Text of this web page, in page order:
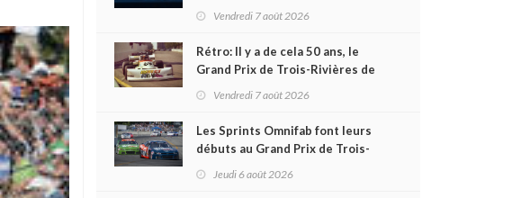
Canada héros des premières
Vendredi 7 août 2026
Rétro: Il y a de cela 50 ans, le
Grand Prix de Trois-Rivières de
1976
Vendredi 7 août 2026
Les Sprints Omnifab font leurs
débuts au Grand Prix de Trois-
Rivières avec un format inspiré
Jeudi 6 août 2026